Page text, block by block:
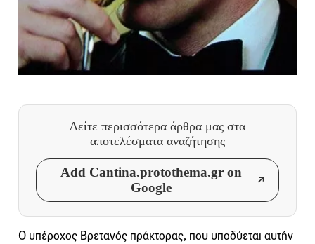
Δείτε περισσότερα άρθρα μας στα
αποτελέσματα αναζήτησης
Add Cantina.protothema.gr on
Google
Ο υπέροχος Βρετανός πράκτορας, που υποδύεται αυτήν